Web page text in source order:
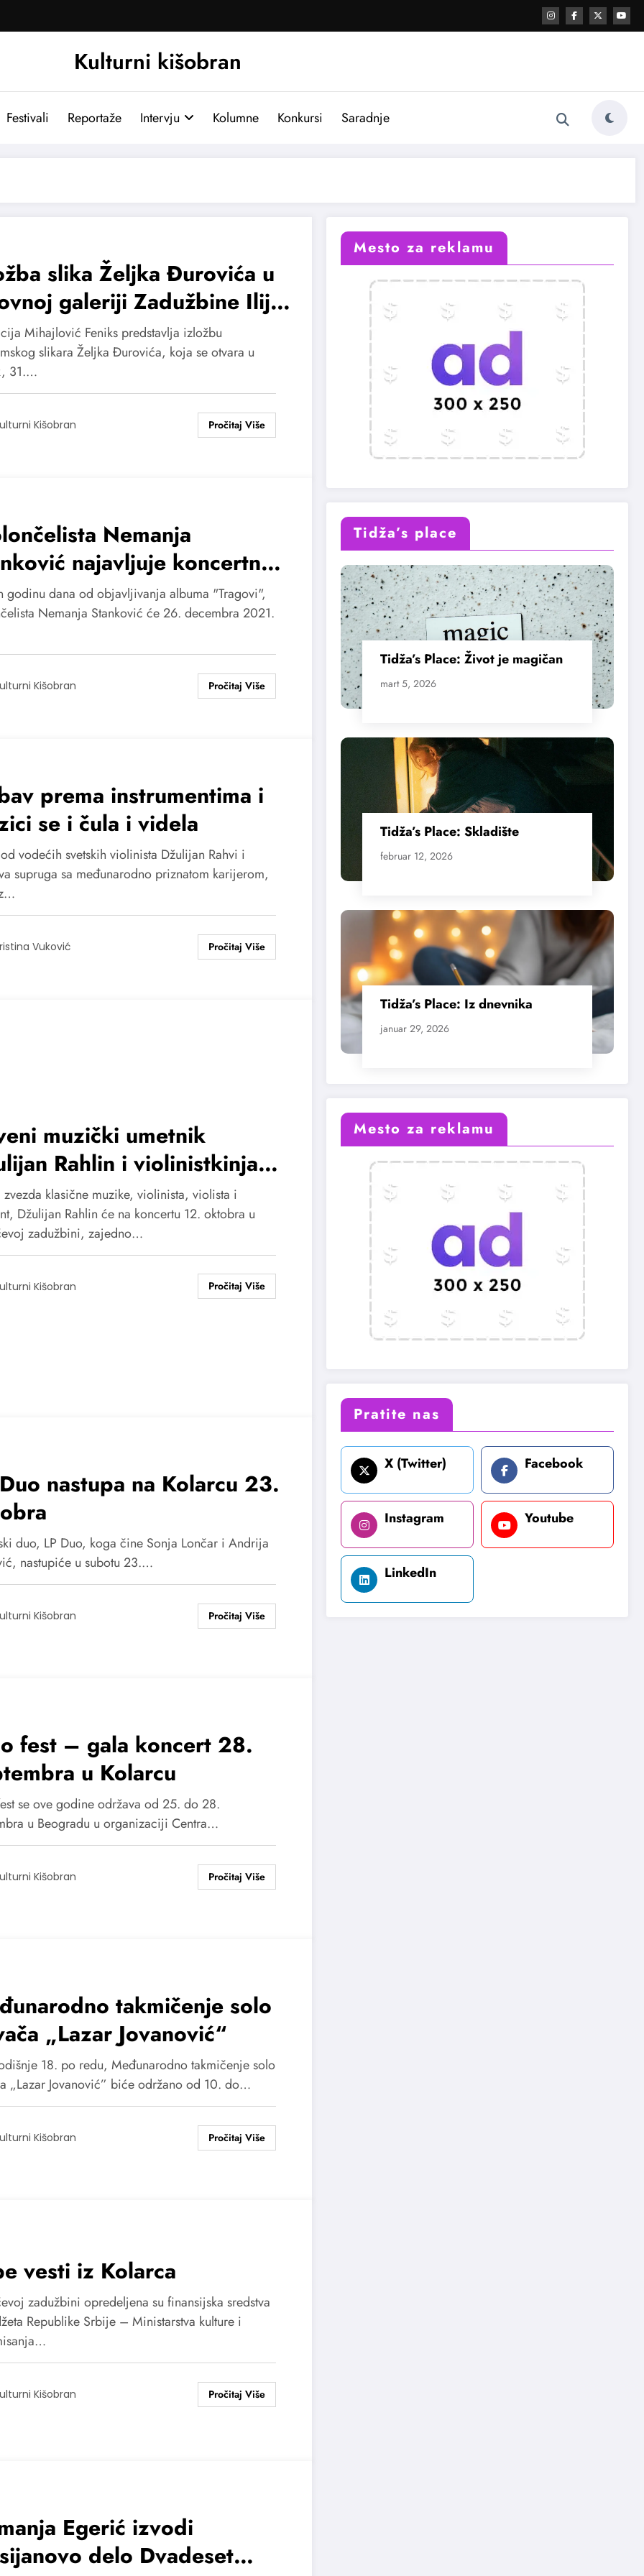
Kulturni kišobran
Festivali Reportaže Intervju Kolumne Konkursi Saradnje
slika Željka Đurovića u
galeriji Zadužbine Ilije
Mihajlović Feniks predstavlja izložbu
slikara Željka Đurovića, koja se otvara u
31.…
Kišobran
Nemanja
najavljuje koncertnu
albuma „Tragovi“ na
godinu dana od objavljivanja albuma "Tragovi",
Nemanja Stanković će 26. decembra 2021.
Kišobran
prema instrumentima i
se i čula i videla
vodećih svetskih violinista Džulijan Rahvi i
supruga sa međunarodno priznatom karijerom,
Vuković
muzički umetnik
Rahlin i violinistkinja
Mekelrevi 12. oktobra na
zvezda klasične muzike, violinista, violista i
Džulijan Rahlin će na koncertu 12. oktobra u
zadužbini, zajedno…
Kišobran
nastupa na Kolarcu 23.
duo, LP Duo, koga čine Sonja Lončar i Andrija
nastupiće u subotu 23.…
Kišobran
fest – gala koncert 28.
u Kolarcu
se ove godine održava od 25. do 28.
u Beogradu u organizaciji Centra…
Kišobran
takmičenje solo
„Lazar Jovanović“
18. po redu, Međunarodno takmičenje solo
„Lazar Jovanović” biće održano od 10. do…
Kišobran
vesti iz Kolarca
zadužbini opredeljena su finansijska sredstva
Republike Srbije – Ministarstva kulture i
Kišobran
Egerić izvodi
delo Dvadeset
Mesto za reklamu
Tidža’s place
Tidža’s Place: Život je magičan
mart 5, 2026
Tidža’s Place: Skladište
februar 12, 2026
Tidža’s Place: Iz dnevnika
januar 29, 2026
Mesto za reklamu
Pratite nas
X (Twitter) Facebook
Instagram Youtube
LinkedIn